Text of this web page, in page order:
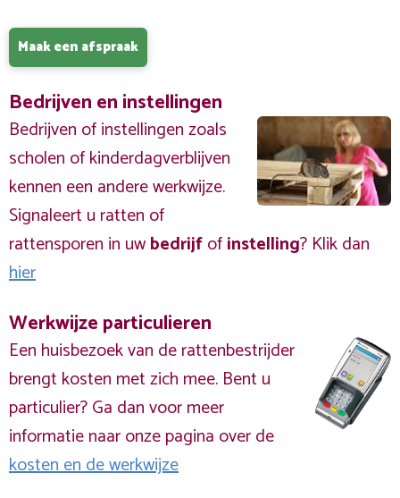
Maak een afspraak
Bedrijven en instellingen
Bedrijven of instellingen zoals
scholen of kinderdagverblijven
kennen een andere werkwijze.
Signaleert u ratten of
rattensporen in uwbedrijfofinstelling? Klik dan
hier
Werkwijze particulieren
Een huisbezoek van de rattenbestrijder
brengt kosten met zich mee. Bent u
particulier? Ga dan voor meer
informatie naar onze pagina over de
kosten en de werkwijze